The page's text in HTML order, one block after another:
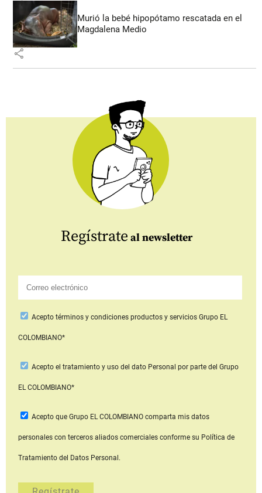
Murió la bebé hipopótamo rescatada en el
Magdalena Medio
share
Regístrate al newsletter
Aceptotérminos y condiciones productos y serviciosGrupo EL
COLOMBIANO*
Acepto el tratamiento y uso del dato Personal por parte del Grupo
EL COLOMBIANO*
Acepto que Grupo EL COLOMBIANOcomparta mis datos
personales con terceros aliados comerciales conforme su Política de
Tratamiento del Datos Personal.